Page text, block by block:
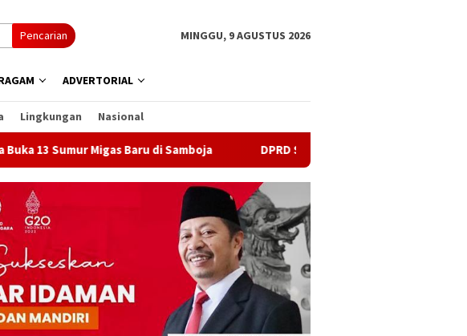
Pencarian MINGGU, 9 AGUSTUS 2026
ADVERTORIAL
Lingkungan Nasional
Migas Baru di Samboja DPRD Samarinda Sebut Kematian Siswa karena